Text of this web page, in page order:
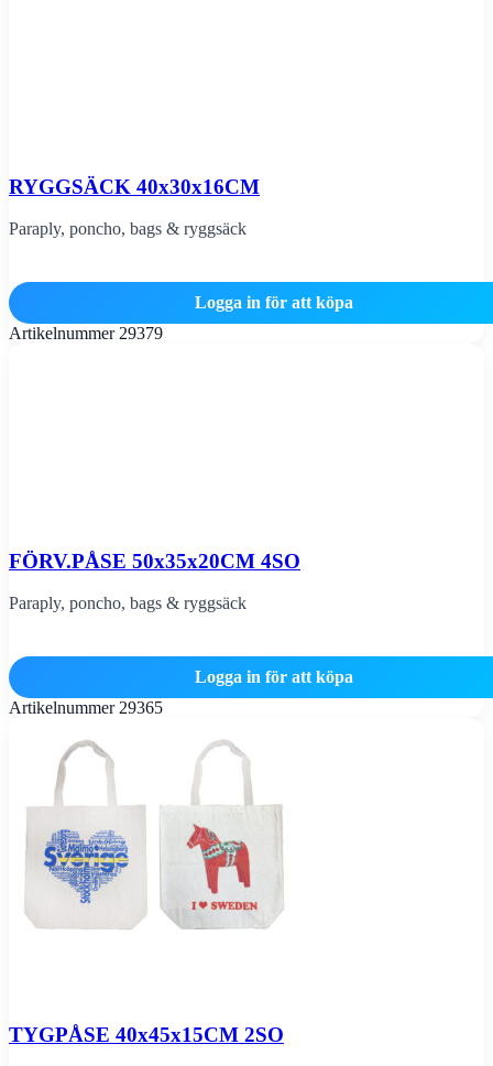
RYGGSÄCK 40x30x16CM
Paraply, poncho, bags & ryggsäck
Logga in för att köpa
Artikelnummer 29379
FÖRV.PÅSE 50x35x20CM 4SO
Paraply, poncho, bags & ryggsäck
Logga in för att köpa
Artikelnummer 29365
TYGPÅSE 40x45x15CM 2SO